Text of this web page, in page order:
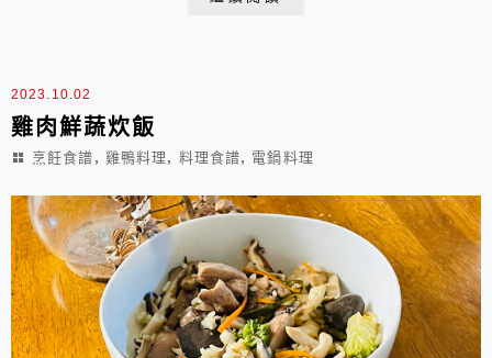
2023.10.02
雞肉鮮蔬炊飯
烹飪食譜 , 雞鴨料理 , 料理食譜, 電鍋料理